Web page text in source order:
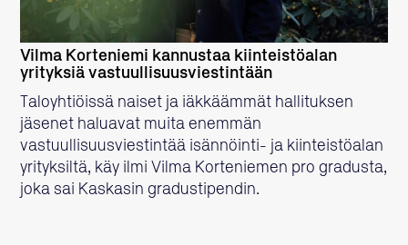
Vilma Korteniemi kannustaa kiinteistöalan
yrityksiä vastuullisuusviestintään
Taloyhtiöissä naiset ja iäkkäämmät hallituksen
jäsenet haluavat muita enemmän
vastuullisuusviestintää isännöinti- ja kiinteistöalan
yrityksiltä, käy ilmi Vilma Korteniemen pro gradusta,
joka sai Kaskasin gradustipendin.